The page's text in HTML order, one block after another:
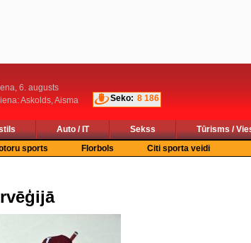
6. augusts
Askolds, Aisma
Seko: 8 186
Auto / IT Sekss
Tūrisms /
sports Florbols Citi sporta veidi